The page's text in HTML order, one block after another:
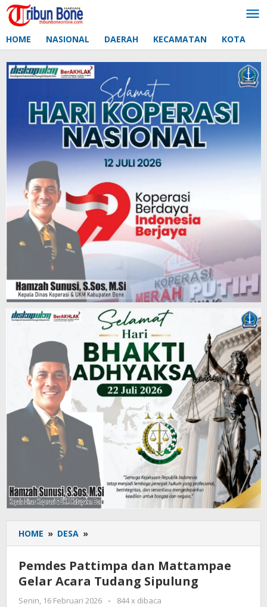
Lewati
ke
HOME NASIONAL DAERAH KECAMATAN KOTA
HOME » DESA »
Pattimpa
dan
Mattampae
Gelar
Acara
Pemdes Pattimpa dan Mattampae
Gelar Acara Tudang Sipulung
Senin, 16 Februari 2026
oleh
-
844 x dibaca